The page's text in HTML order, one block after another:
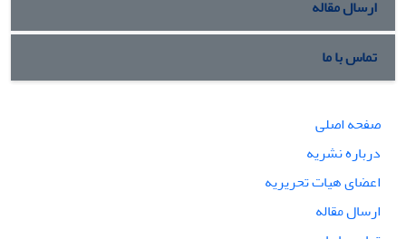
ارسال مقاله
تماس با ما
صفحه اصلی
درباره نشریه
اعضای هیات تحریریه
ارسال مقاله